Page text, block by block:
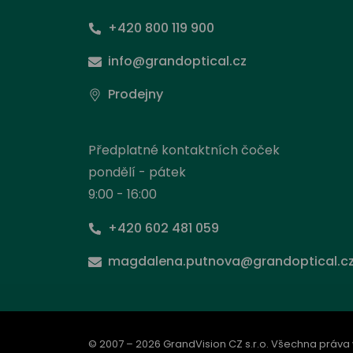
+420 800 119 900
info@grandoptical.cz
Prodejny
Předplatné kontaktních čoček
pondělí - pátek
9:00 - 16:00
+420 602 481 059
magdalena.putnova@grandoptical.cz
© 2007 – 2026 GrandVision CZ s.r.o. Všechna
od